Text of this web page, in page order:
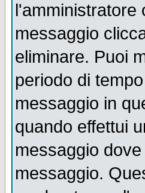
l'amministratore
messaggio
eliminare. Puoi
periodo di
messaggio in
quando effettui
messaggio
messaggio.